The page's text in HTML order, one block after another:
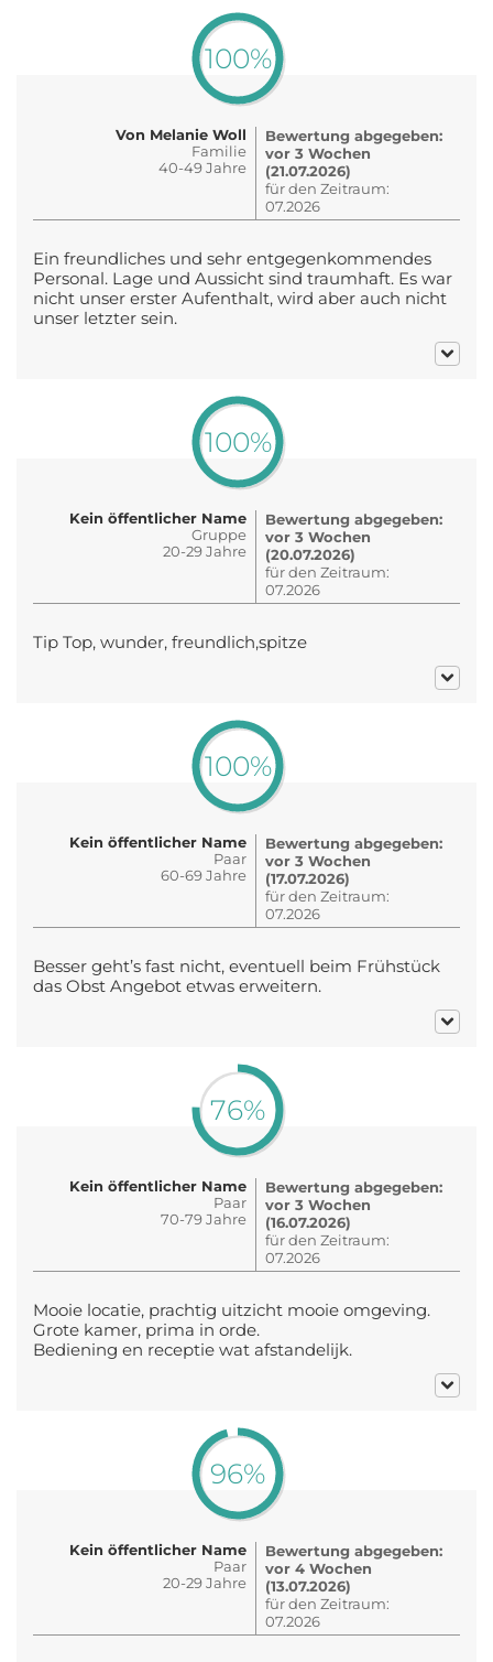
100%
Von Melanie Woll
Familie
40-49 Jahre
Bewertung abgegeben:
vor 3 Wochen
(21.07.2026)
für den Zeitraum:
07.2026
Ein freundliches und sehr entgegenkommendes
Personal. Lage und Aussicht sind traumhaft. Es war
nicht unser erster Aufenthalt, wird aber auch nicht
unser letzter sein.
100%
Kein öffentlicher Name
Gruppe
20-29 Jahre
Bewertung abgegeben:
vor 3 Wochen
(20.07.2026)
für den Zeitraum:
07.2026
Tip Top, wunder, freundlich,spitze
100%
Kein öffentlicher Name
Paar
60-69 Jahre
Bewertung abgegeben:
vor 3 Wochen
(17.07.2026)
für den Zeitraum:
07.2026
Besser geht’s fast nicht, eventuell beim Frühstück
das Obst Angebot etwas erweitern.
76%
Kein öffentlicher Name
Paar
70-79 Jahre
Bewertung abgegeben:
vor 3 Wochen
(16.07.2026)
für den Zeitraum:
07.2026
Mooie locatie, prachtig uitzicht mooie omgeving.
Grote kamer, prima in orde.
Bediening en receptie wat afstandelijk.
96%
Kein öffentlicher Name
Paar
20-29 Jahre
Bewertung abgegeben:
vor 4 Wochen
(13.07.2026)
für den Zeitraum:
07.2026